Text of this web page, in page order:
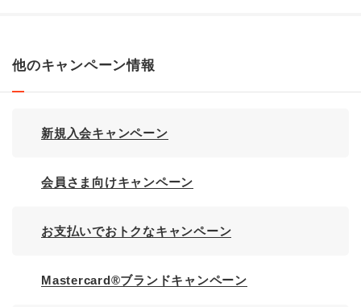
他のキャンペーン情報
新規入会キャンペーン
会員さま向けキャンペーン
お支払いでおトクなキャンペーン
Mastercard®ブランドキャンペーン